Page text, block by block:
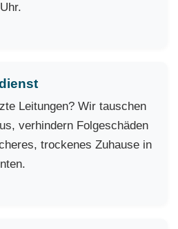
Leitungen? Wir tauschen
verhindern Folgeschäden
trockenes Zuhause in